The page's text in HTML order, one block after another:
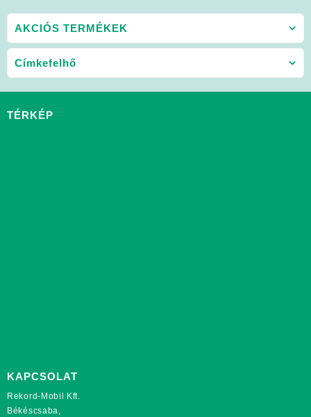
AKCIÓS TERMÉKEK
Címkefelhő
TÉRKÉP
KAPCSOLAT
Rekord-Mobil Kft.
Békéscsaba,